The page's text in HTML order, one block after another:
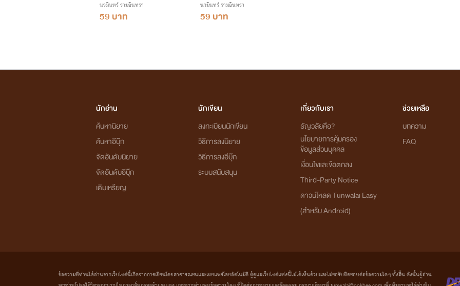
นวมินทร์ รามอินทรา
59 บาท
นวมินทร์ รามอินทรา
59 บาท
นักอ่าน
ค้นหานิยาย
ค้นหาอีบุ๊ก
จัดอันดับนิยาย
จัดอันดับอีบุ๊ก
เติมเหรียญ
นักเขียน
ลงทะเบียนนักเขียน
วิธีการลงนิยาย
วิธีการลงอีบุ๊ก
ระบบสนับสนุน
เกี่ยวกับเรา
ธัญวลัยคือ?
นโยบายการคุ้มครอง
ข้อมูลส่วนบุคคล
เงื่อนไขและข้อตกลง
Third-Party Notice
ดาวน์โหลด Tunwalai Easy
(สำหรับ Android)
ช่วยเหลือ
บทความ
FAQ
ข้อความที่ท่านได้อ่านจากเว็บไซต์นี้เกิดจากการเขียนโดยสาธารณชนและเผยแพร่โดยอัตโนมัติ ผู้ดูแลเว็บไซต์แห่งนี้ไม่ได้เห็นด้วยและไม่ขอรับผิดชอบต่อข้อความใดๆ ทั้งสิ้น ดังนั้นผู้อ่าน